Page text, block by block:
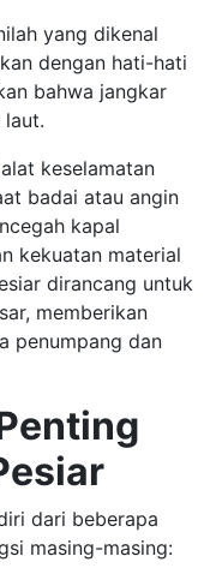
yang dikenal
dengan hati-hati
bahwa jangkar
laut.
keselamatan
badai atau angin
kapal
kekuatan material
dirancang untuk
memberikan
penumpang dan
dari beberapa
masing-masing: